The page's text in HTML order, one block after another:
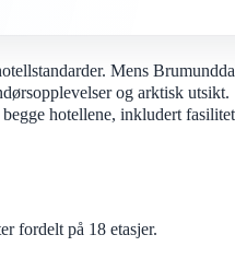
Mens
og arktisk utsikt.
hotellene, inkludert
fordelt på 18 etasjer.